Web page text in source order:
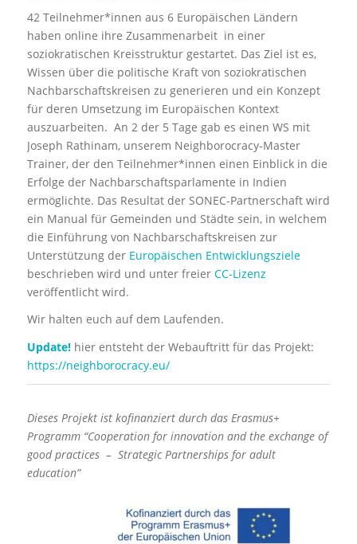
42 Teilnehmer*innen aus 6 Europäischen Ländern
haben online ihre Zusammenarbeit in einer
soziokratischen Kreisstruktur gestartet. Das Ziel ist es,
Wissen über die politische Kraft von soziokratischen
Nachbarschaftskreisen zu generieren und ein Konzept
für deren Umsetzung im Europäischen Kontext
auszuarbeiten. An 2 der 5 Tage gab es einen WS mit
Joseph Rathinam, unserem Neighborocracy-Master
Trainer, der den Teilnehmer*innen einen Einblick in die
Erfolge der Nachbarschaftsparlamente in Indien
ermöglichte. Das Resultat der SONEC-Partnerschaft wird
ein Manual für Gemeinden und Städte sein, in welchem
die Einführung von Nachbarschaftskreisen zur
Unterstützung der Europäischen Entwicklungsziele
beschrieben wird und unter freier CC-Lizenz
veröffentlicht wird.
Wir halten euch auf dem Laufenden.
Update!hier entsteht der Webauftritt für das Projekt:
https://neighborocracy.eu/
Dieses Projekt ist kofinanziert durch das Erasmus+
Programm “Cooperation for innovation and the exchange of
good practices – Strategic Partnerships for adult
education”